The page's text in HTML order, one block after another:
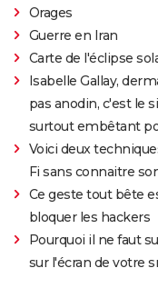
Orages
Guerre en Iran
Carte de l'éclipse
Isabelle Gallay,
pas anodin, c'est le
surtout embêtant
Voici deux
Fi sans connaitre
Ce geste tout bête
bloquer les hackers
Pourquoi il ne faut
sur l'écran de votre